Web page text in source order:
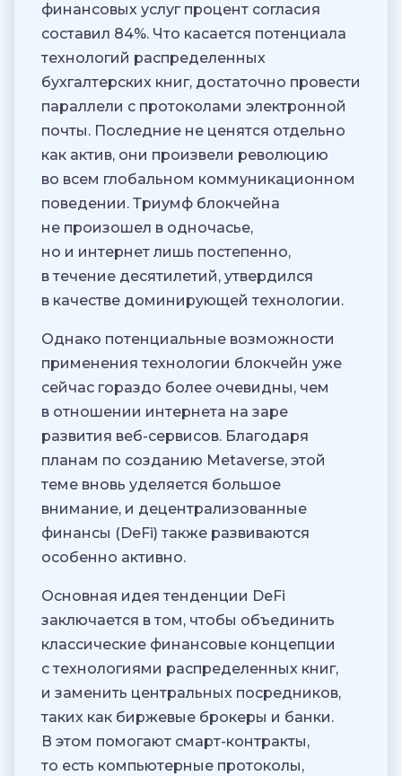
финансовых услуг процент согласия
составил 84%. Что касается потенциала
технологий распределенных
бухгалтерских книг, достаточно провести
параллели с протоколами электронной
почты. Последние не ценятся отдельно
как актив, они произвели революцию
во всем глобальном коммуникационном
поведении. Триумф блокчейна
не произошел в одночасье,
но и интернет лишь постепенно,
в течение десятилетий, утвердился
в качестве доминирующей технологии.
Однако потенциальные возможности
применения технологии блокчейн уже
сейчас гораздо более очевидны, чем
в отношении интернета на заре
развития веб-сервисов. Благодаря
планам по созданию Metaverse, этой
теме вновь уделяется большое
внимание, и децентрализованные
финансы (DeFi) также развиваются
особенно активно.
Основная идея тенденции DeFi
заключается в том, чтобы объединить
классические финансовые концепции
с технологиями распределенных книг,
и заменить центральных посредников,
таких как биржевые брокеры и банки.
В этом помогают смарт-контракты,
то есть компьютерные протоколы,